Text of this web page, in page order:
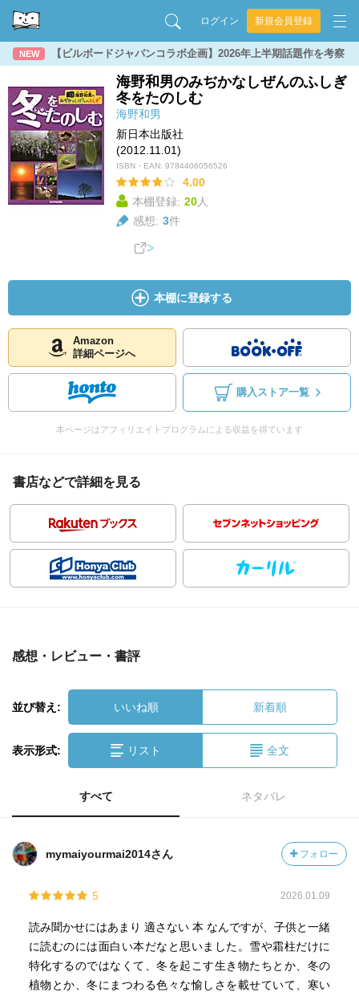
ログイン 新規会員登録
NEW 【ビルボードジャパンコラボ企画】2026年上半期話題作を考察
海野和男のみぢかなしぜんのふしぎ
冬をたのしむ
海野和男
新日本出版社
(2012.11.01)
ISBN・EAN: 9784406056526
4.00
本棚登録: 20人
感想: 3件
本棚に登録する
Amazon
詳細ページへ
購入ストア一覧
本ページはアフィリエイトプログラムによる収益を得ています
書店などで詳細を見る
感想・レビュー・書評
並び替え: いいね順 新着順
表示形式: リスト 全文
すべて ネタバレ
mymaiyourmai2014さん フォロー
5 2026.01.09
読み聞かせにはあまり 適さない 本 なんですが、子供と一緒
に読むのには面白い本だなと思いました。雪や霜柱だけに
特化するのではなくて、冬を起こす生き物たちとか、冬の
植物とか、冬にまつわる色々な愉しさを載せていて、寒い